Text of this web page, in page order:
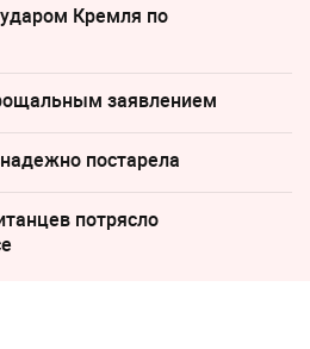
Кремля по
заявлением
постарела
потрясло